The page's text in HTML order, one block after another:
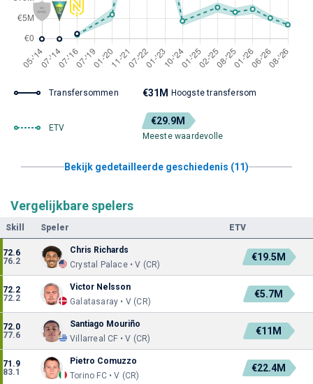
Transfersommen €31M Hoogste transfersom
ETV
€29.9M
Meeste waardevolle
Bekijk gedetailleerde geschiedenis (11)
Vergelijkbare spelers
Skill Speler ETV
72.6
76.2
Chris Richards
Crystal Palace • V (CR)
€19.5M
72.2
72.2
Victor Nelsson
Galatasaray • V (CR)
€5.7M
72.0
77.6
Santiago Mouriño
Villarreal CF • V (CR)
€11M
71.9
83.1
Pietro Comuzzo
Torino FC • V (CR)
€22.4M